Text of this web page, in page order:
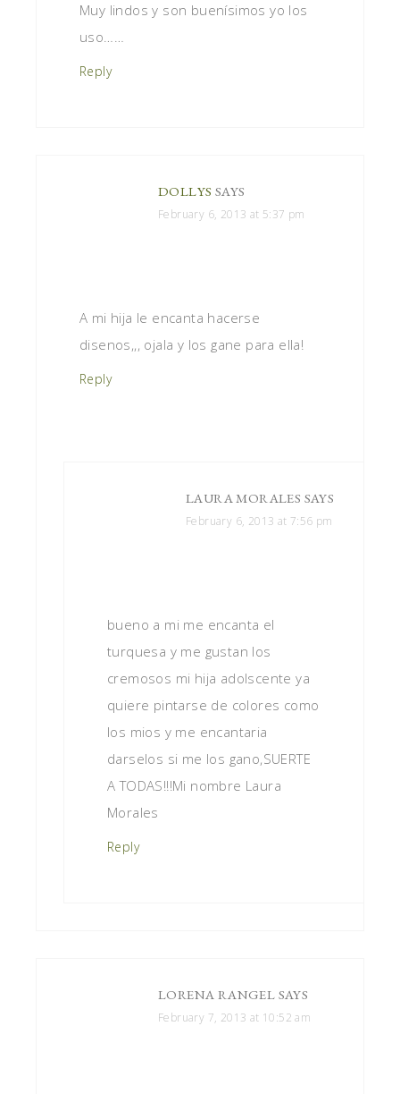
Muy lindos y son buenísimos yo los
uso……
Reply
DOLLYS SAYS
February 6, 2013 at 5:37 pm
A mi hija le encanta hacerse
disenos,,, ojala y los gane para ella!
Reply
LAURA MORALES SAYS
February 6, 2013 at 7:56 pm
bueno a mi me encanta el
turquesa y me gustan los
cremosos mi hija adolscente ya
quiere pintarse de colores como
los mios y me encantaria
darselos si me los gano,SUERTE
A TODAS!!!Mi nombre Laura
Morales
Reply
LORENA RANGEL SAYS
February 7, 2013 at 10:52 am